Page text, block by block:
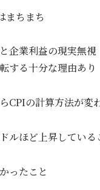
まちまち
企業利益の現実無視
する十分な理由あり
CPIの計算方法が変
ルほど上昇している
ったこと